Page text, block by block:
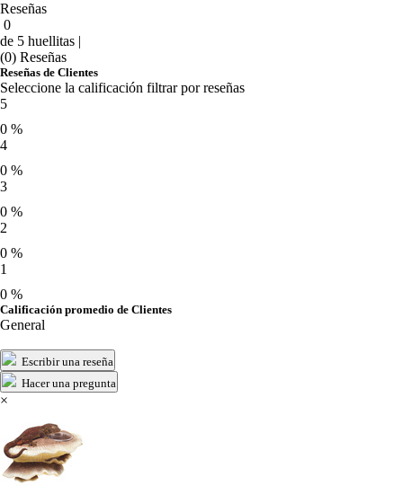
Reseñas
0
de 5 huellitas |
(0) Reseñas
Reseñas de Clientes
Seleccione la calificación filtrar por reseñas
5
0 %
4
0 %
3
0 %
2
0 %
1
0 %
Calificación promedio de Clientes
General
Escribir una reseña
Hacer una pregunta
×